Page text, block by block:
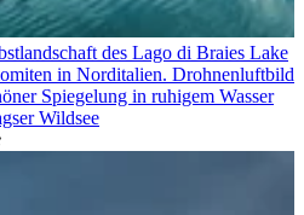
des Lago di Braies Lake
in Norditalien. Drohnenluftbild
Spiegelung in ruhigem Wasser
Wildsee